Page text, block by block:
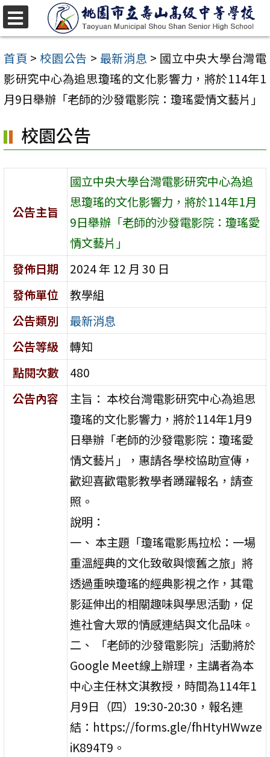
跳
至
主
要
內
區
首頁 > 校園公告 > 最新消息 > 國立中央大學台灣電
影研究中心為追思瓊瑤的文化影響力，將於114年1
月9日舉辦「老師的沙發電影院：瓊瑤愛情文藝片」
校園公告
公告主旨
國立中央大學台灣電影研究中心為追
思瓊瑤的文化影響力，將於114年1月
9日舉辦「老師的沙發電影院：瓊瑤愛
情文藝片」
發佈日期
2024 年 12 月 30 日
發佈單位
教學組
公告類別
最新消息
公告等級
轉知
點閱次數
480
公告內容
主旨： 本校台灣電影研究中心為追思
瓊瑤的文化影響力，將於114年1月9
日舉辦「老師的沙發電影院：瓊瑤愛
情文藝片」，惠請各學校協助宣傳，
歡迎喜歡電影教學者踴躍報名，請查
照。
說明：
一、 本主題「瓊瑤電影馬拉松：一場
重溫經典的文化致敬與懷舊之旅」將
透過重映瓊瑤的經典影視之作，其電
影延伸出的相關趣味與學思活動，促
進社會大眾的情感連結與文化品味。
二、 「老師的沙發電影院」活動將於
Google Meet線上辦理，主講者為本
中心主任林文淇教授，時間為114年1
月9日（四）19:30-20:30，報名連
結：https://forms.gle/fhHtyHWwze
iK894T9。
選
單